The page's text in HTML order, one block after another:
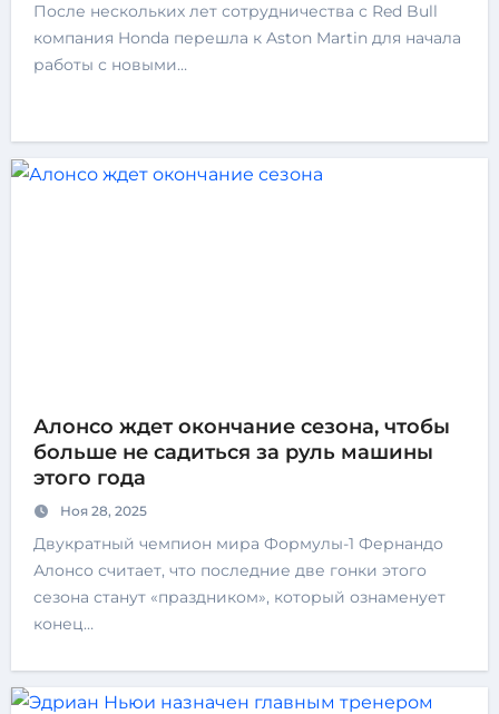
После нескольких лет сотрудничества с Red Bull
компания Honda перешла к Aston Martin для начала
работы с новыми…
Алонсо ждет окончание сезона, чтобы
больше не садиться за руль машины
этого года
Ноя 28, 2025
Двукратный чемпион мира Формулы-1 Фернандо
Алонсо считает, что последние две гонки этого
сезона станут «праздником», который ознаменует
конец…